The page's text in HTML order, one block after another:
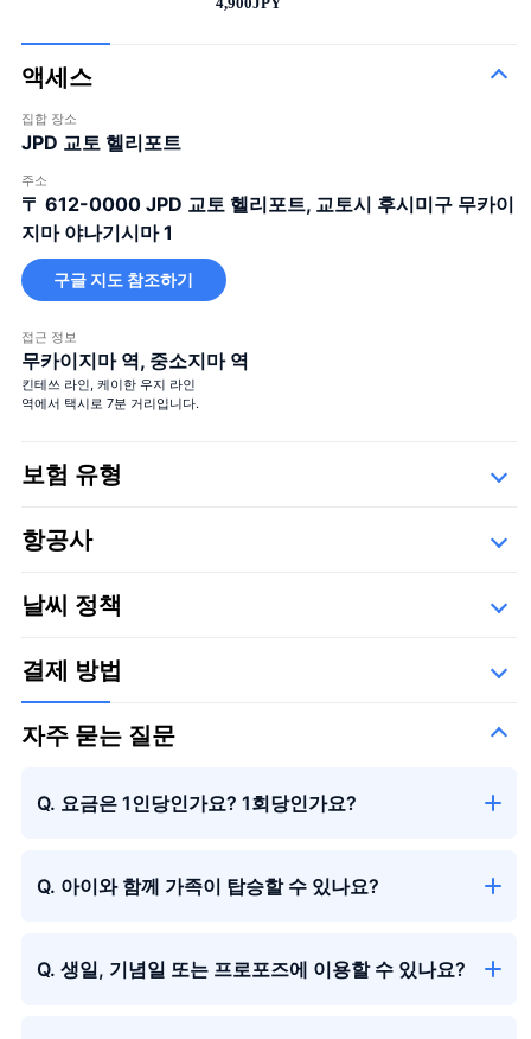
큰 꽃다발
큰 꽃다발
시즌의 꽃다발 ＋¥13,000
액세스
집합 장소
JPD 교토 헬리포트
주소
〒 612-0000 JPD 교토 헬리포트, 교토시 후시미구 무카이
지마 야나기시마 1
구글 지도 참조하기
접근 정보
무카이지마 역, 중소지마 역
킨테쓰 라인, 케이한 우지 라인
역에서 택시로 7분 거리입니다.
보험 유형
항공사
타쿠미 항공 기업
날씨 정책
결제 방법
자주 묻는 질문
Q. 요금은 1인당인가요? 1회당인가요?
Q. 아이와 함께 가족이 탑승할 수 있나요?
Q. 생일, 기념일 또는 프로포즈에 이용할 수 있나요?